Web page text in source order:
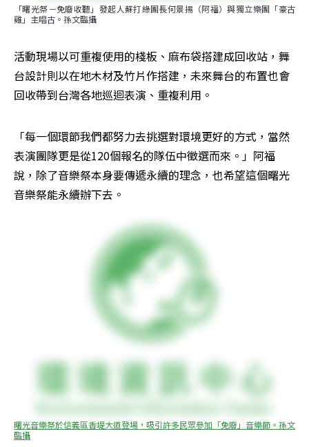
「曙光祭－免廢收聽」發起人蘇打綠團長何景揚（阿福）與獨立樂團「豪古
雞」主唱古。孫文臨攝
活動現場以可重複使用的棧板、麻布袋搭建成回收站，舞
台設計則以在地木材及竹片作搭建，未來舞台的布置也會
回收帶到台灣各地巡迴表演、重複利用。
「每一個環節我們都努力去挑選對環境更好的方式，當然
表演團隊更是從120個報名的隊伍中徵選而來。」阿福
說，除了音樂祭本身要傳遞永續的理念，也希望這個曙光
音樂祭能永續辦下去。
曙光音樂祭於信義區香堤大道登場，吸引許多民眾參加「免廢」音樂節。孫文
臨攝